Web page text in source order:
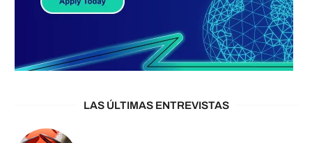
LAS ÚLTIMAS ENTREVISTAS